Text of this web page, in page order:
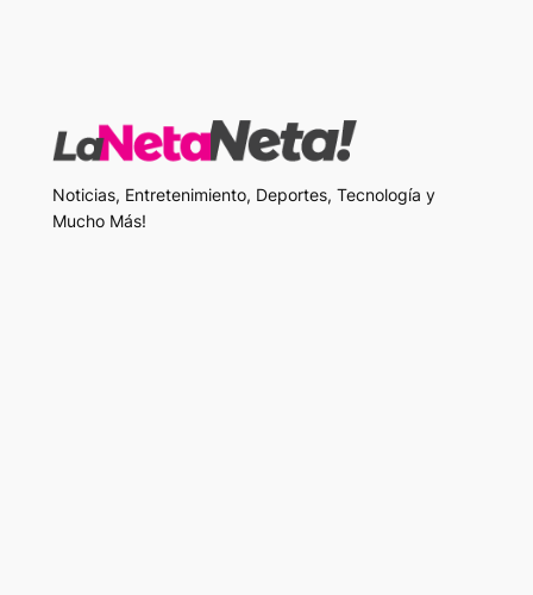
Noticias, Entretenimiento, Deportes, Tecnología y
Mucho Más!